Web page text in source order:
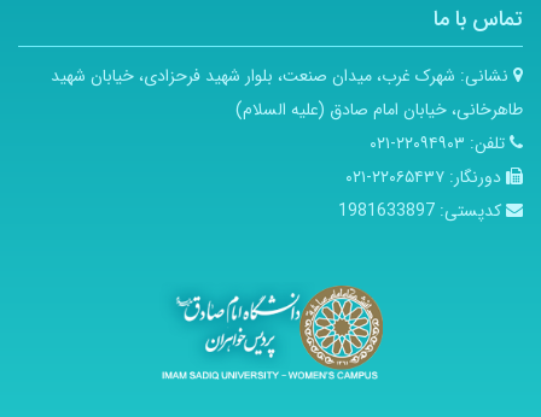
تماس با ما
نشانی: شهرک غرب، میدان صنعت، بلوار شهید فرحزادی، خیابان شهید
طاهرخانی، خیابان امام صادق (علیه السلام)
تلفن: ۲۲۰۹۴۹۰۳-۰۲۱
دورنگار: ۲۲۰۶۵۴۳۷-۰۲۱
کدپستی: 1981633897